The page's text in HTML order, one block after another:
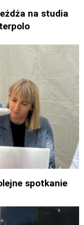
na studia
spotkanie